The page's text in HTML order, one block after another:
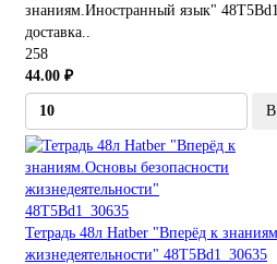
знаниям.Иностранный язык"
доставка..
258
44.00 ₽
В
Тетрадь 48л Hatber "Вперёд к
жизнедеятельности" 48Т5Bd1_30635